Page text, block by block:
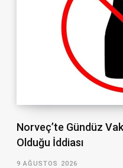
Norveç’te Gündüz
Olduğu İddiası
9 AĞUSTOS 2026